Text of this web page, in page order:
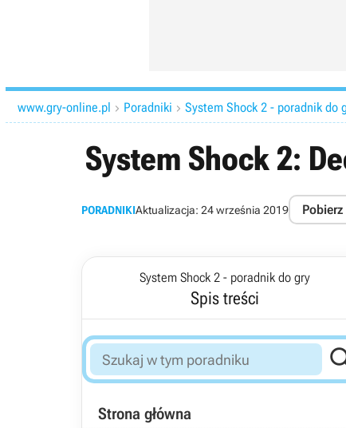
www.gry-online.pl  Poradniki  System Shock 2 - poradnik do
System Shock 2:
PORADNIKIAktualizacja: 24 września 2019
System Shock 2 - poradnik do gry
Spis treści
Strona główna